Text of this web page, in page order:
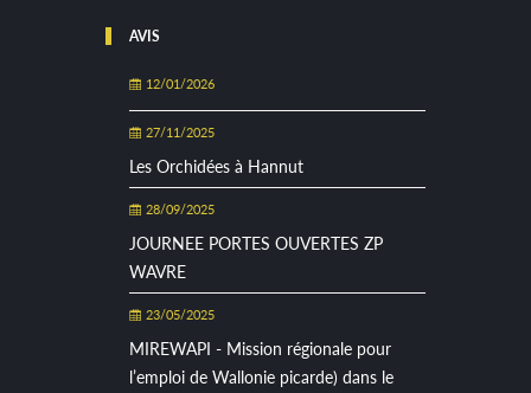
AVIS
12/01/2026
27/11/2025
Les Orchidées à Hannut
28/09/2025
JOURNEE PORTES OUVERTES ZP
WAVRE
23/05/2025
MIREWAPI - Mission régionale pour
l’emploi de Wallonie picarde) dans le